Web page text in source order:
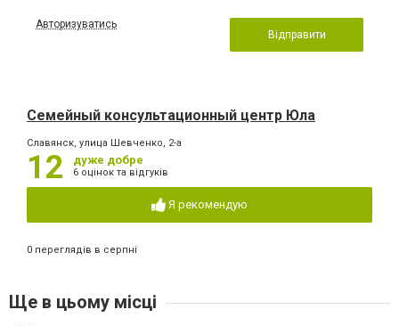
Авторизуватись
Відправити
Семейный консультационный центр Юла
Славянск, улица Шевченко, 2-а
12 дуже добре
6 оцінок та відгуків
Я рекомендую
0 переглядів в серпні
Ще в цьому місці